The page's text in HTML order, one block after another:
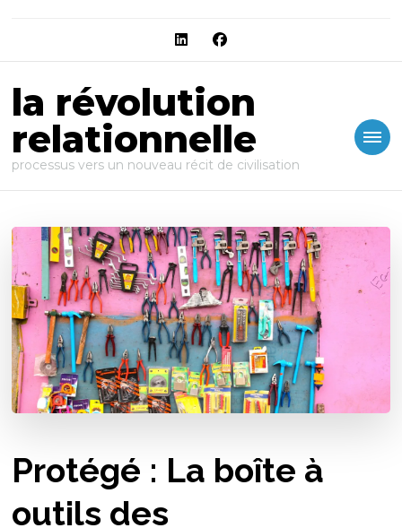
la révolution
relationnelle
processus vers un nouveau récit de civilisation
Protégé : La boîte à
outils des